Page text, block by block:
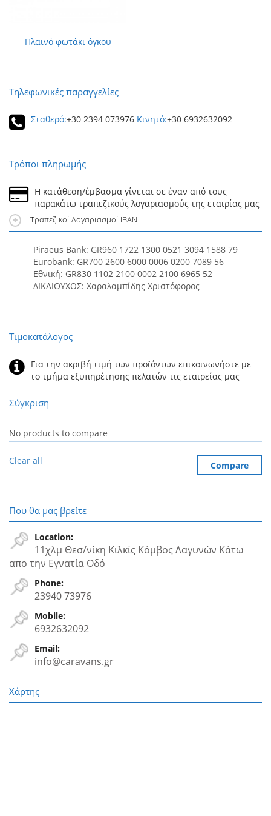
Πλαϊνό φωτάκι όγκου
Τηλεφωνικές παραγγελίες
Σταθερό:+30 2394 073976 Κινητό:+30 6932632092
Τρόποι πληρωμής
Η κατάθεση/έμβασμα γίνεται σε έναν από τους
παρακάτω τραπεζικούς λογαριασμούς της εταιρίας μας
Τραπεζικοί Λογαριασμοί IBAN
Piraeus Bank: GR960 1722 1300 0521 3094 1588 79
Eurobank: GR700 2600 6000 0006 0200 7089 56
Εθνική: GR830 1102 2100 0002 2100 6965 52
ΔΙΚΑΙΟΥΧΟΣ: Χαραλαμπίδης Χριστόφορος
Τιμοκατάλογος
Για την ακριβή τιμή των προϊόντων επικοινωνήστε με
το τμήμα εξυπηρέτησης πελατών τις εταιρείας μας
Σύγκριση
No products to compare
Clear all Compare
Που θα μας βρείτε
Location:
11χλμ Θεσ/νίκη Κιλκίς Κόμβος Λαγυνών Κάτω
απο την Εγνατία Oδό
Phone:
23940 73976
Mobile:
6932632092
Email:
info@caravans.gr
Χάρτης